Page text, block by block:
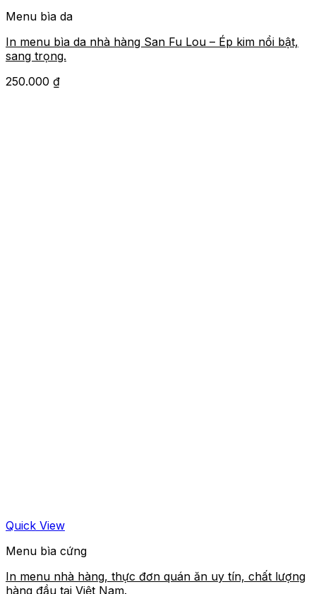
Menu bìa da
In menu bìa da nhà hàng San Fu Lou – Ép kim nổi bật,
sang trọng.
250.000 ₫
Quick View
Menu bìa cứng
In menu nhà hàng, thực đơn quán ăn uy tín, chất lượng
hàng đầu tại Việt Nam.